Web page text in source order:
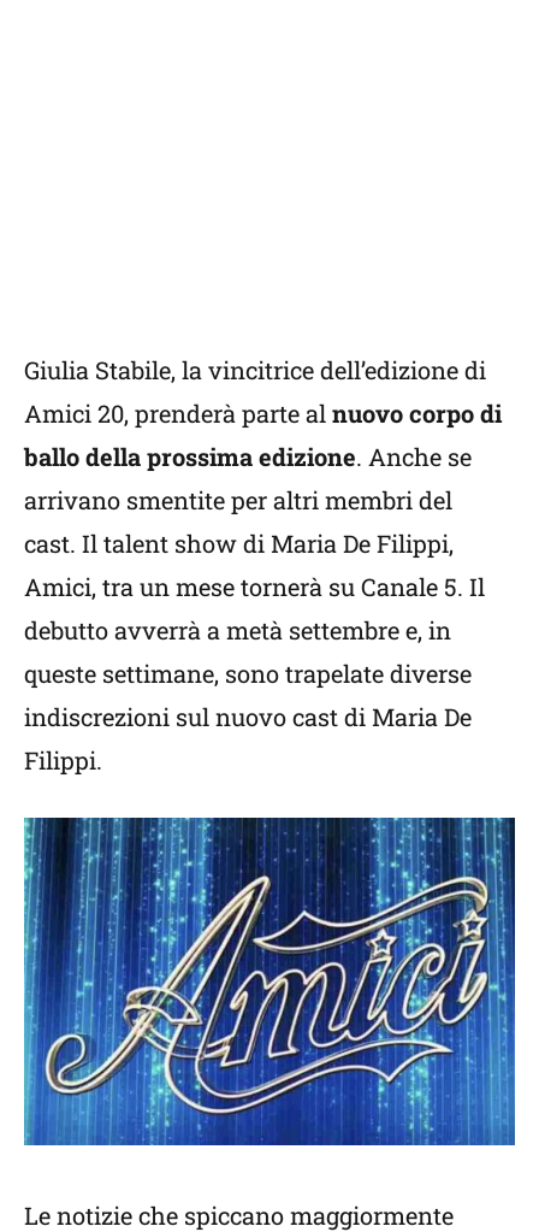
Giulia Stabile, la vincitrice dell’edizione di
Amici 20, prenderà parte alnuovo corpo di
ballo della prossima edizione. Anche se
arrivano smentite per altri membri del
cast. Il talent show di Maria De Filippi,
Amici, tra un mese tornerà su Canale 5. Il
debutto avverrà a metà settembre e, in
queste settimane, sono trapelate diverse
indiscrezioni sul nuovo cast di Maria De
Filippi.
Le notizie che spiccano maggiormente